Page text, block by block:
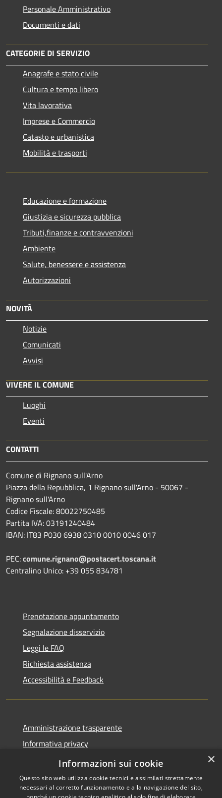
Personale Amministrativo
Documenti e dati
CATEGORIE DI SERVIZIO
Anagrafe e stato civile
Cultura e tempo libero
Vita lavorativa
Imprese e Commercio
Catasto e urbanistica
Mobilità e trasporti
Educazione e formazione
Giustizia e sicurezza pubblica
Tributi,finanze e contravvenzioni
Ambiente
Salute, benessere e assistenza
Autorizzazioni
NOVITÀ
Notizie
Comunicati
Avvisi
VIVERE IL COMUNE
Luoghi
Eventi
CONTATTI
Comune di Rignano sull'Arno
Piazza della Repubblica, 1 Rignano sull'Arno - 50067 -
Rignano sull'Arno
Codice Fiscale: 80022750485
Partita IVA: 03191240484
IBAN: IT83 P030 6938 0310 0010 0046 017
PEC:comune.rignano@postacert.toscana.it
Centralino Unico: +39 055 834781
Prenotazione appuntamento
Segnalazione disservizio
Leggi le FAQ
Richiesta assistenza
Accessibilità e Feedback
Amministrazione trasparente
Informativa privacy
×
Informazioni sui cookie
Questo sito web utilizza cookie tecnici e assimilati strettamente
necessari al corretto funzionamento e alla navigazione del sito,